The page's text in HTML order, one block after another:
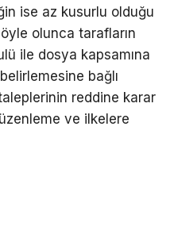
ise az kusurlu olduğu
olunca tarafların
ile dosya kapsamına
bağlı
reddine karar
ve ilkelere